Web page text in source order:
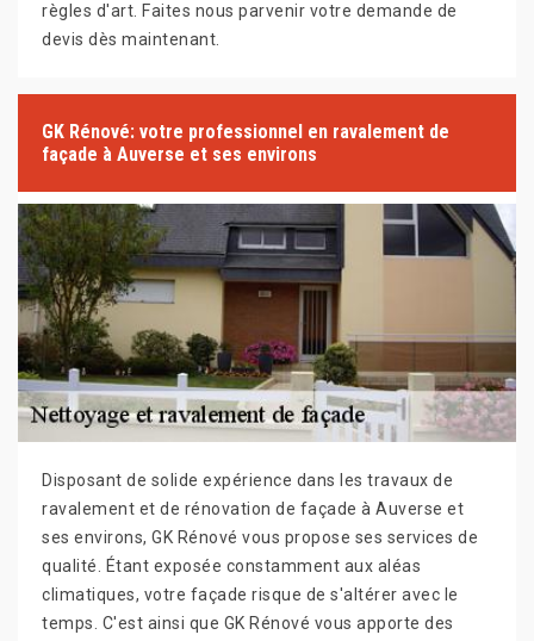
règles d'art. Faites nous parvenir votre demande de
devis dès maintenant.
GK Rénové: votre professionnel en ravalement de
façade à Auverse et ses environs
Disposant de solide expérience dans les travaux de
ravalement et de rénovation de façade à Auverse et
ses environs, GK Rénové vous propose ses services de
qualité. Étant exposée constamment aux aléas
climatiques, votre façade risque de s'altérer avec le
temps. C'est ainsi que GK Rénové vous apporte des